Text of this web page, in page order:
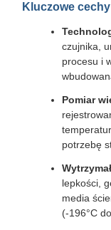
Kluczowe cechy
czujnika,
procesu i
Pomiar
potrzebę
lepkości,
media
(-196°C